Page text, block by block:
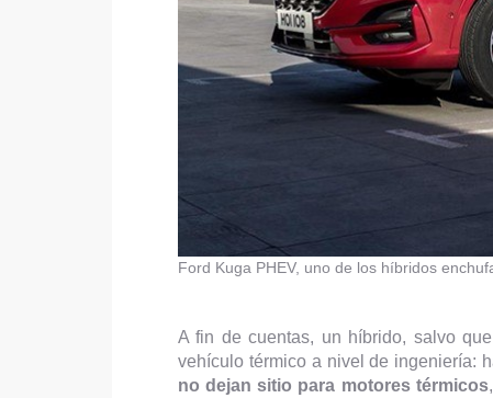
Ford Kuga PHEV, uno de los híbridos
A fin de cuentas, un híbrido, salvo
vehículo térmico a nivel de ingeniería:
no dejan sitio para motores térmicos